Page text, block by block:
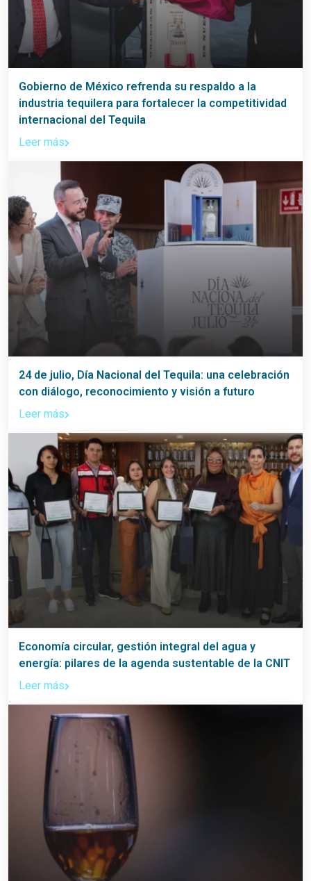
Gobierno de México refrenda su respaldo a la
industria tequilera para fortalecer la competitividad
internacional del Tequila
Leer más
24 de julio, Día Nacional del Tequila: una celebración
con diálogo, reconocimiento y visión a futuro
Leer más
Economía circular, gestión integral del agua y
energía: pilares de la agenda sustentable de la CNIT
Leer más